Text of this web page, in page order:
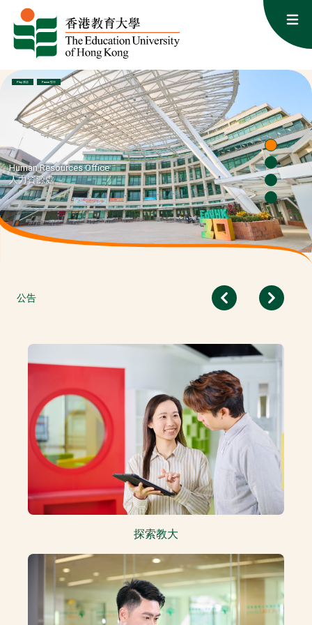
跳至内容
Human Resources Office: Cultivating Talent, Empowering
Play 播放 Pause 暫停
Human Resources Office
人力資源處
公告
Previous Next
探索教大